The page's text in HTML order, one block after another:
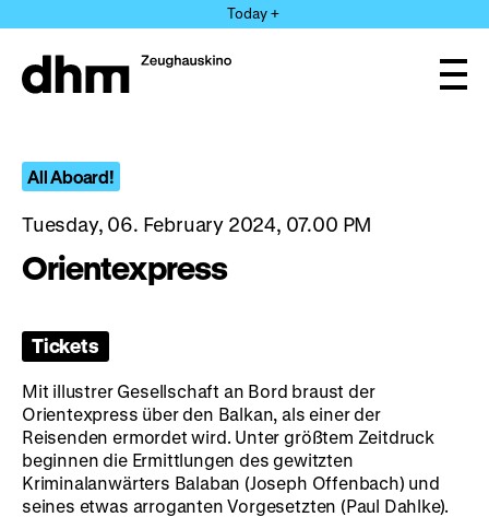
directly
the
Today +
All Aboard!
Tuesday, 06. February 2024, 07.00 PM
Orientexpress
Tickets
Mit illustrer Gesellschaft an Bord braust der
Orientexpress über den Balkan, als einer der
Reisenden ermordet wird. Unter größtem Zeitdruck
beginnen die Ermittlungen des gewitzten
Kriminalanwärters Balaban (Joseph Offenbach) und
seines etwas arroganten Vorgesetzten (Paul Dahlke).